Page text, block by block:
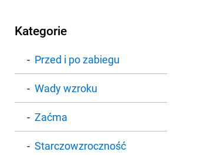
Kategorie
Przed i po zabiegu
Wady wzroku
Zaćma
Starczowzroczność